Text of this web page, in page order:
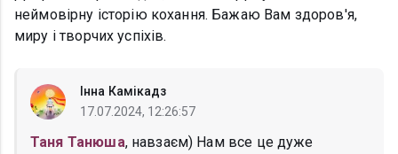
неймовірну історію кохання. Бажаю Вам здоров'я,
миру і творчих успіхів.
Інна Камікадз
17.07.2024, 12:26:57
Таня Танюша, навзаєм) Нам все це дуже